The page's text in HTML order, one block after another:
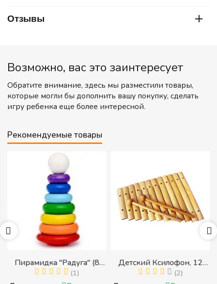
Отзывы
Возможно, вас это заинтересует
Обратите внимание, здесь мы разместили товары,
которые могли бы дополнить вашу покупку, сделать
игру ребенка еще более интересной.
Рекомендуемые товары
Пирамидка "Радуга" (8
деталей) (Пирамидка
(1)
Детский Ксилофон, 12
тонов (2)